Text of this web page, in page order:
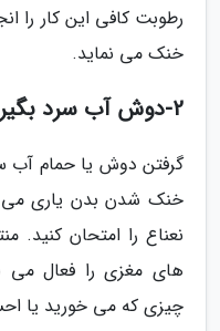
رطوبت کافی این کار را
خنک می نماید.
2-دوش آب سرد بگیرید
گرفتن دوش یا حمام آب
خنک شدن بدن یاری می
نعناع را امتحان کنید.
های مغزی را فعال می
چیزی که می خورید یا